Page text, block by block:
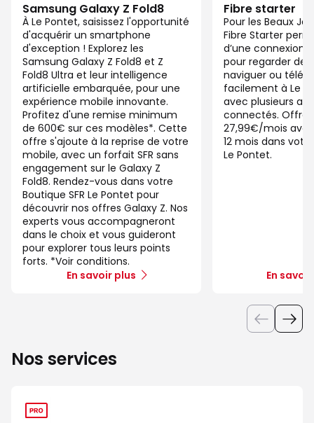
Samsung Galaxy Z Fold8
À Le Pontet, saisissez l'opportunité
d'acquérir un smartphone
d'exception ! Explorez les
Samsung Galaxy Z Fold8 et Z
Fold8 Ultra et leur intelligence
artificielle embarquée, pour une
expérience mobile innovante.
Profitez d'une remise minimum
de 600€ sur ces modèles*. Cette
offre s'ajoute à la reprise de votre
mobile, avec un forfait SFR sans
engagement sur le Galaxy Z
Fold8. Rendez-vous dans votre
Boutique SFR Le Pontet pour
découvrir nos offres Galaxy Z. Nos
experts vous accompagneront
dans le choix et vous guideront
pour explorer tous leurs points
forts. *Voir conditions.
En savoir plus
Fibre starter
Pour les Beaux
Fibre Starter
d’une connexion
pour regarder des
naviguer ou
facilement à Le
avec plusieurs
connectés. Offre
27,99€/mois
12 mois dans
Le Pontet.
En
Nos services